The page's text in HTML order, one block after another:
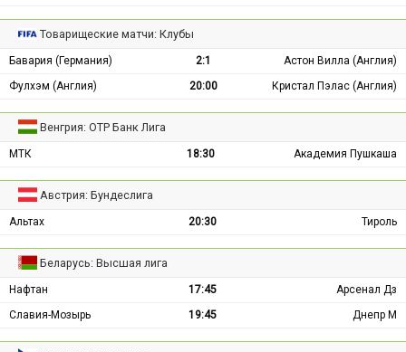
Товарищеские матчи: Клубы
Бавария (Германия) 2:1
Астон Вилла (Англия)
Фулхэм (Англия)
20:00 Кристал Пэлас (Англия)
Венгрия: ОТР Банк Лига
МТК 18:30 Академия Пушкаша
Австрия: Бундеслига
Альтах 20:30 Тироль
Беларусь: Высшая лига
Нафтан 17:45
Арсенал Дз
Славия-Мозырь
19:45 Днепр М